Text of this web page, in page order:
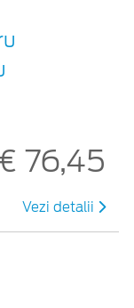
76,45
Vezi detalii